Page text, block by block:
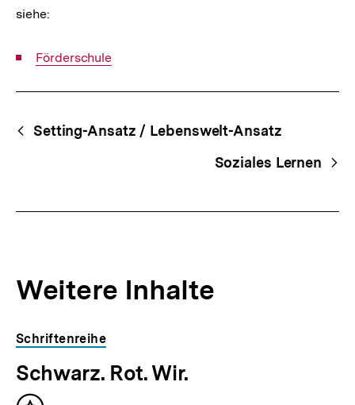
siehe:
Interner
Förderschule
Begriffsnavigation
Content-
Navigation
Setting-Ansatz / Lebenswelt-Ansatz
Soziales Lernen
Weitere Inhalte
Inhaltskarousell
für
weitere
Inhalte
Inhaltskarussell
überspringen
Schriftenreihe
Schwarz. Rot. Wir.